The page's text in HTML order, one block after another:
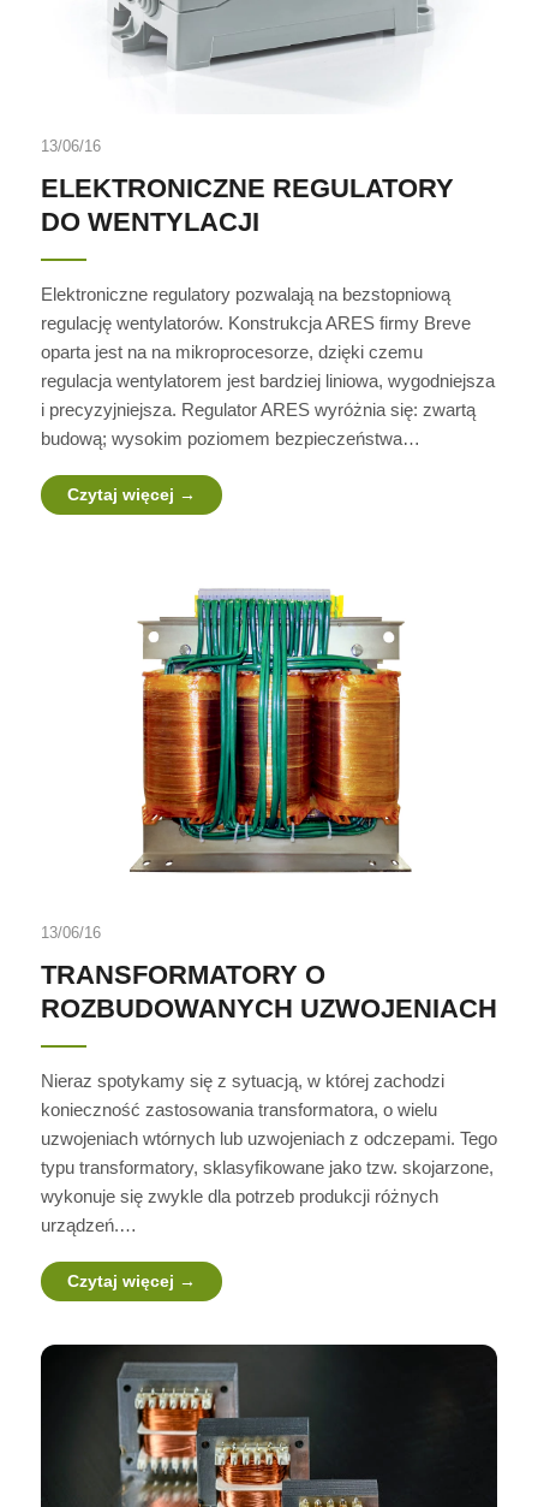
13/06/16
ELEKTRONICZNE REGULATORY
DO WENTYLACJI
Elektroniczne regulatory pozwalają na bezstopniową
regulację wentylatorów. Konstrukcja ARES firmy Breve
oparta jest na na mikroprocesorze, dzięki czemu
regulacja wentylatorem jest bardziej liniowa, wygodniejsza
i precyzyjniejsza. Regulator ARES wyróżnia się: zwartą
budową; wysokim poziomem bezpieczeństwa…
Czytaj więcej
13/06/16
TRANSFORMATORY O
ROZBUDOWANYCH UZWOJENIACH
Nieraz spotykamy się z sytuacją, w której zachodzi
konieczność zastosowania transformatora, o wielu
uzwojeniach wtórnych lub uzwojeniach z odczepami. Tego
typu transformatory, sklasyfikowane jako tzw. skojarzone,
wykonuje się zwykle dla potrzeb produkcji różnych
urządzeń.…
Czytaj więcej